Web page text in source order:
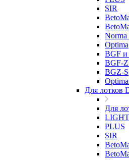
SIR
Norma
Optima
BGF
BGF-
BGZ-S
Для лотков
Для
LIGHT
PLUS
SIR